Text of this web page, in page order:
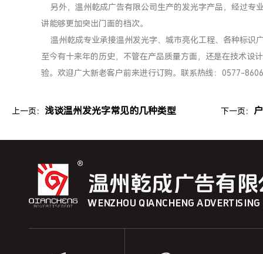
另外，温州乾成广告有限公司生产的发光字产品，经过专
讲能够更加突出门面的档次。
温州乾成专业承接温州发光字、城市亮化工程、各种标识
至今有十来年的历史，不管在产品质量方面，还是在技术设
验。欢迎广大新老客户前来进行订购。联系热线：0577-
上一页： 浅谈温州发光字常见的几种类型 下一页：
温州乾成广告有限
WENZHOU QIANCHENG ADVERTISING